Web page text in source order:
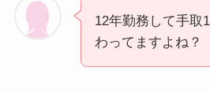
12年勤務して手取
わってますよね？